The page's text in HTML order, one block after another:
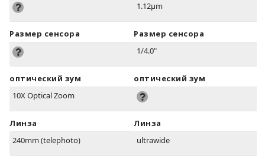
Размер сенсора
оптический зум
10X Optical Zoom
Линза
240mm (telephoto)
1.12µm
Размер сенсора
1/4.0"
оптический зум
Линза
ultrawide